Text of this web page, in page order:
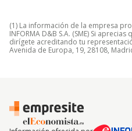
(1) La información de la empresa
INFORMA D&B S.A. (SME) Si
dirígete acreditando tu
Avenida de Europa, 19, 28108,